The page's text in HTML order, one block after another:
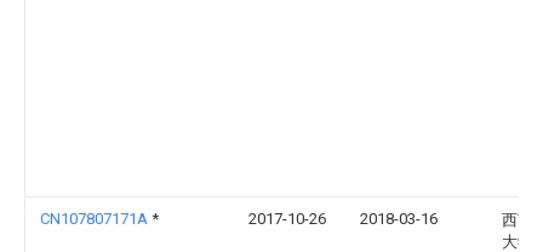
CN107807171A * 2017-10-26 2018-03-16
西南
大学